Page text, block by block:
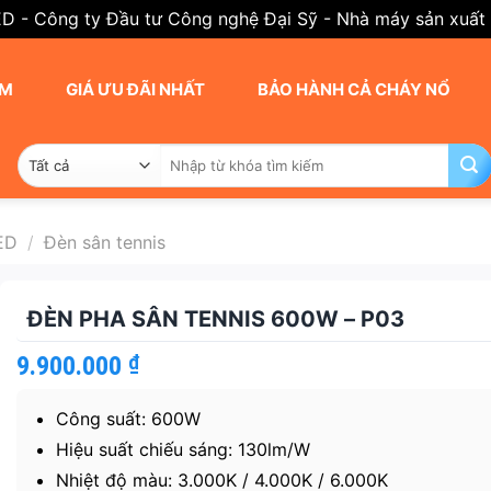
- Công ty Đầu tư Công nghệ Đại Sỹ - Nhà máy sản
GIÁ ƯU ĐÃI NHẤT BẢO HÀNH CẢ CHÁY NỔ
kiếm:
/ Đèn sân tennis
ĐÈN PHA SÂN TENNIS 600W – P03
9.900.000 ₫
Công suất: 600W
Hiệu suất chiếu sáng: 130lm/W
Nhiệt độ màu: 3.000K / 4.000K / 6.000K